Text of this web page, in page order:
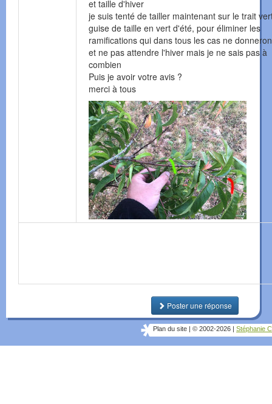
et taille d'hiver
je suis tenté de tailler maintenant sur le trait
guise de taille en vert d'été, pour éliminer les
ramifications qui dans tous les cas ne
et ne pas attendre l'hiver mais je ne sais pas à
combien
Puis je avoir votre avis ?
merci à tous
Poster une réponse
Plan du site © 2002-2026 Stéphanie C